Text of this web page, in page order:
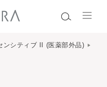
ンシティブ II (医薬部外品)